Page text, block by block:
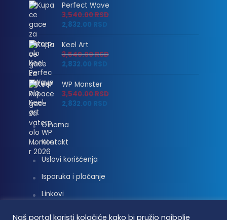
Perfect Wave
3,540.00RSD
2,832.00 RSD
Keel Art
3,540.00RSD
2,832.00 RSD
WP Monster
3,540.00RSD
2,832.00 RSD
O nama
Kontakt
Uslovi korišćenja
Isporuka i plaćanje
Linkovi
Naš portal koristi kolačiće kako bi pružio najbolje